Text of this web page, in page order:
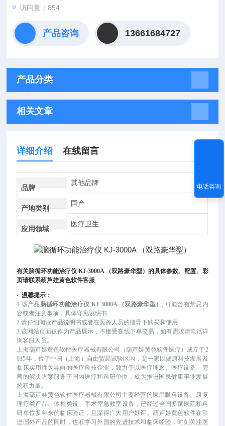
访问量：854
产品咨询 13661684727
产品分类
相关文章
详细介绍 在线留言
品牌
其他品牌
产地类别
国产
应用领域
医疗卫生
有关脑循环功能治疗仪 KJ-3000A （双路豪华型） 的具体参数、配置、彩
页请联系葫芦娃黄色软件客服
·温馨提示：
1.该产品 脑循环功能治疗仪 KJ-3000A （双路豪华型） , 可能含有禁忌内
容或者注意事项，具体详见说明书
2.请仔细阅读产品说明书或者在医务人员的指导下购买和使用
3.该网站页面仅作为产品展示，不接受在线下单交易，如有需求请电话详
询客服人员。
上海葫芦娃黄色软件医疗器械有限公司（葫芦娃黄色软件医疗）成立于2
015年，位于中国（上海）自由贸易试验区内，是一家以健康科技发展及
临床实用性为导向的医疗科技企业，致力于以医疗理念、医疗设备、完
善的解决方案服务于国内医疗和科研单位，成为推进国民健康事业发展
的积力量。
上海葫芦娃黄色软件医疗器械有限公司主要经营的医用眼科设备、康复
理疗类产品、体检类设、手术室急救室设备，已经过全国多家医院和科
研单位多年来的临床验证，且深得广大用户好评。葫芦娃黄色软件在引
进国外产品的同时，也积学习外国的先进技术和临床经验，时刻关注医
电话咨询